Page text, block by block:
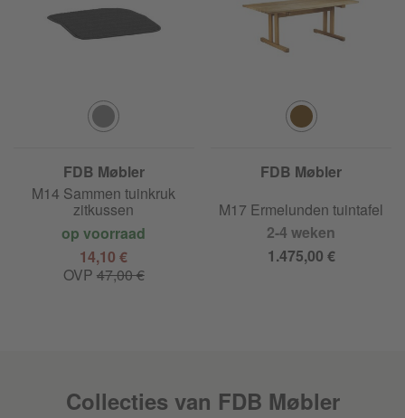
FDB Møbler
M14 Sammen tuinkruk
zitkussen
op voorraad
14,10 €
OVP 47,00 €
FDB Møbler
M17 Ermelunden tuintafel
2-4 weken
1.475,00 €
Collecties van FDB Møbler